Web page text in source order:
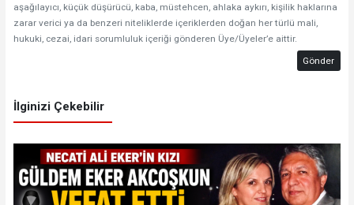
aşağılayıcı, küçük düşürücü, kaba, müstehcen, ahlaka aykırı, kişilik haklarına
zarar verici ya da benzeri niteliklerde içeriklerden doğan her türlü mali,
hukuki, cezai, idari sorumluluk içeriği gönderen Üye/Üyeler’e aittir.
Gönder
İlginizi Çekebilir